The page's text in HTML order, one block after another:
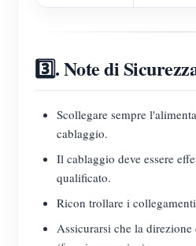
3️⃣. Note di
Scollegare sempre
cablaggio.
Il cablaggio deve essere
qualificato.
Ricon trollare i
Assicurarsi che la